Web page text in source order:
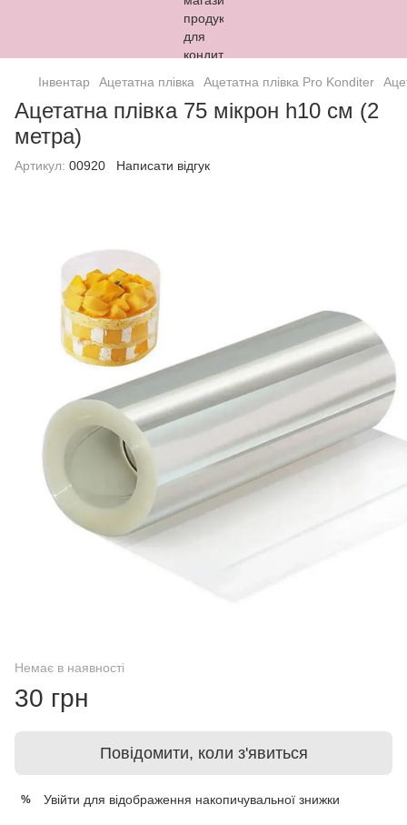
Інвентар Ацетатна плівка Ацетатна плівка Pro Konditer
Ацетатна плівка 75 мікрон h10 см (2
метра)
Артикул: 00920 Написати відгук
Немає в наявності
30 грн
Повідомити, коли з'явиться
% Увійти для відображення накопичувальної знижки